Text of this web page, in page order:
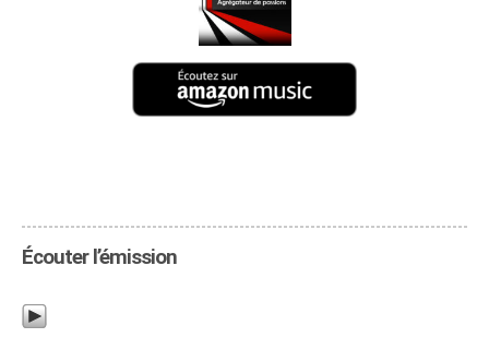
Écouter l’émission